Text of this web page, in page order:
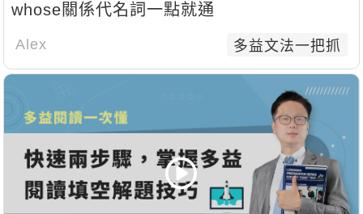
新聞英文
whose關係代名詞一點就通
Alex 多益文法一把抓